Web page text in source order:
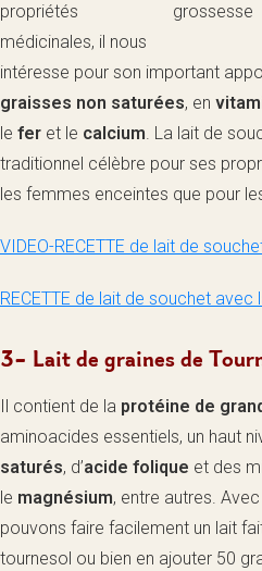
propriétés
médicinales, il nous
intéresse pour son important
graisses non saturées, en
le fer et le calcium. La lait de
traditionnel célèbre pour ses
les femmes enceintes que pour
VIDEO-RECETTE de lait de
RECETTE de lait de souchet avec
3- Lait de graines de
Il contient de la protéine de
aminoacides essentiels, un haut
saturés, d’acide folique et des
le magnésium, entre autres.
pouvons faire facilement un lait
tournesol ou bien en ajouter 50